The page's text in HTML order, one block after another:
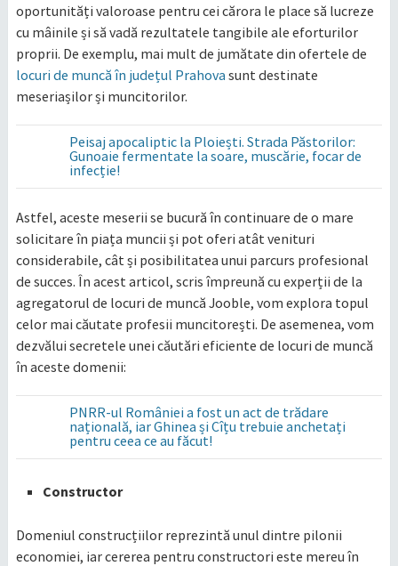
oportunități valoroase pentru cei cărora le place să lucreze
cu mâinile și să vadă rezultatele tangibile ale eforturilor
proprii. De exemplu, mai mult de jumătate din ofertele de
locuri de muncă în județul Prahova sunt destinate
meseriașilor și muncitorilor.
Peisaj apocaliptic la Ploiești. Strada Păstorilor:
Gunoaie fermentate la soare, muscărie, focar de
infecție!
Astfel, aceste meserii se bucură în continuare de o mare
solicitare în piața muncii și pot oferi atât venituri
considerabile, cât și posibilitatea unui parcurs profesional
de succes. În acest articol, scris împreună cu experții de la
agregatorul de locuri de muncă Jooble, vom explora topul
celor mai căutate profesii muncitorești. De asemenea, vom
dezvălui secretele unei căutări eficiente de locuri de muncă
în aceste domenii:
PNRR-ul României a fost un act de trădare
națională, iar Ghinea și Cîțu trebuie anchetați
pentru ceea ce au făcut!
Constructor
Domeniul construcțiilor reprezintă unul dintre pilonii
economiei, iar cererea pentru constructori este mereu în